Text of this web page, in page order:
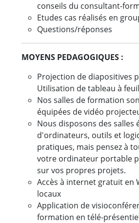
conseils du consultant-
Etudes cas réalisés en
Questions/réponses
MOYENS PEDAGOGIQUES :
Projection de diapositives
Utilisation de tableau à
Nos salles de formation
équipées de vidéo
Nous disposons des salles
d'ordinateurs, outils et
pratiques, mais pensez à
votre ordinateur portable
sur vos propres projets.
Accès à internet gratuit en
locaux
Application de
formation en télé-